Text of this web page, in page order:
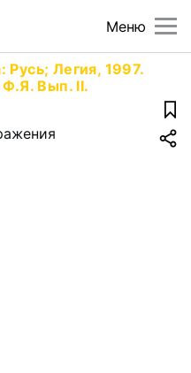
Меню
Русь; Легия, 1997.
Ф.Я. Вып. II.